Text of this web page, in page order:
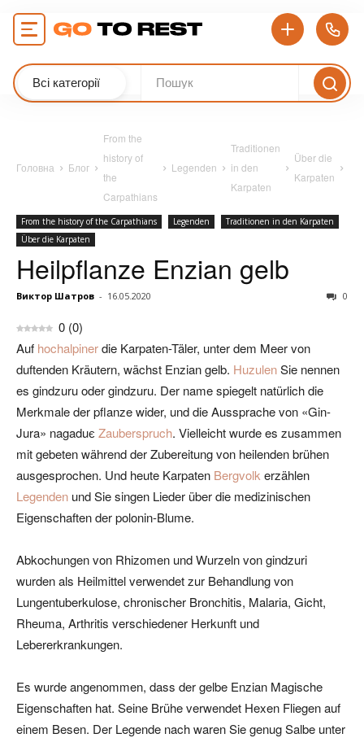
Всі категорії
Головна Блог
From the
history of
the
Carpathians
Legenden
Traditionen
in den
Karpaten
Über die
Karpaten
From the history of the Carpathians Legenden
Traditionen in den Karpaten
Über die Karpaten
Heilpflanze Enzian gelb
Виктор Шатров - 16.05.2020 0
0 (0)
Auf hochalpinerdie Karpaten-Täler, unter dem Meer von
duftenden Kräutern, wächst Enzian gelb. HuzulenSie nennen
es gindzuru oder gindzuru. Der name spiegelt natürlich die
Merkmale der pflanze wider, und die Aussprache von «Gin-
Jura» nagaduє Zauberspruch. Vielleicht wurde es zusammen
mit gebeten während der Zubereitung von heilenden brühen
ausgesprochen. Und heute Karpaten Bergvolk erzählen
Legenden und Sie singen Lieder über die medizinischen
Eigenschaften der polonin-Blume.
Abkochungen von Rhizomen und Wurzeln von gindzuri
wurden als Heilmittel verwendet zur Behandlung von
Lungentuberkulose, chronischer Bronchitis, Malaria, Gicht,
Rheuma, Arthritis verschiedener Herkunft und
Lebererkrankungen.
Es wurde angenommen, dass der gelbe Enzian Magische
Eigenschaften hat. Seine Brühe verwendet Hexen Fliegen auf
einem Besen. Der Legende nach waren Sie genug Salbe unter